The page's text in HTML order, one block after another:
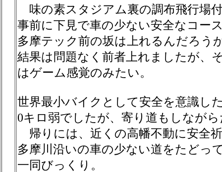
味の素スタジアム裏の調布飛行場
事前に下見で車の少ない安全なコー
多摩テック前の坂は上れるんだろう
結果は問題なく前者上れましたが、
はゲーム感覚のみたい。
世界最小バイクとして安全を意識し
0キロ弱でしたが、寄り道もしなが
帰りには、近くの高幡不動に安全
多摩川沿いの車の少ない道をたどっ
一同びっくり。